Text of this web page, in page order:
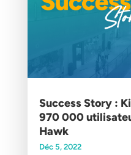
Success Story :
970 000
Hawk
Déc 5, 2022